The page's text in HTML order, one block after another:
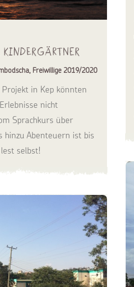
Kindergärtner
, Freiwillige 2019/2020
Projekt in Kep könnten
nicht
Sprachkurs über
hinzu Abenteuern ist bis
selbst!